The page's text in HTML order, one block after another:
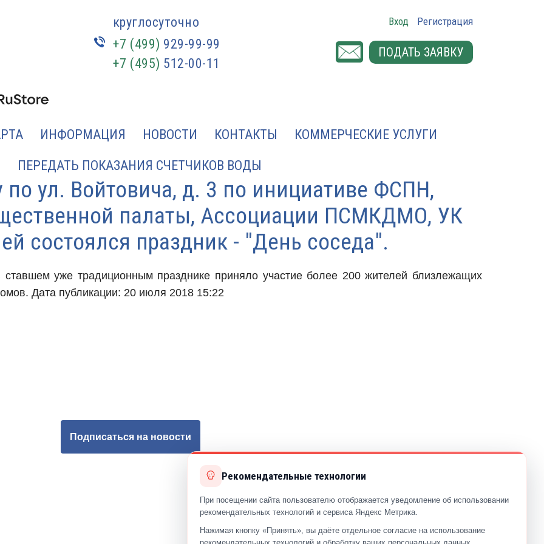
круглосуточно
+7 (499) 929-99-99
+7 (495) 512-00-11
Вход Регистрация
ПОДАТЬ ЗАЯВКУ
ИНФОРМАЦИЯ НОВОСТИ КОНТАКТЫ КОММЕРЧЕСКИЕ УСЛУГИ
ПЕРЕДАТЬ ПОКАЗАНИЯ СЧЕТЧИКОВ ВОДЫ
ул. Войтовича, д. 3 по инициативе ФСПН,
палаты, Ассоциации ПСМКДМО, УК
состоялся праздник - "День соседа".
ставшем уже традиционным празднике приняло участие более 200 жителей близлежащих
Дата публикации: 20 июля 2018 15:22
Подписаться на новости
Рекомендательные технологии
При посещении сайта пользователю отображается уведомление об использовании
рекомендательных технологий и сервиса Яндекс Метрика.
Нажимая кнопку «Принять», вы даёте отдельное согласие на использование